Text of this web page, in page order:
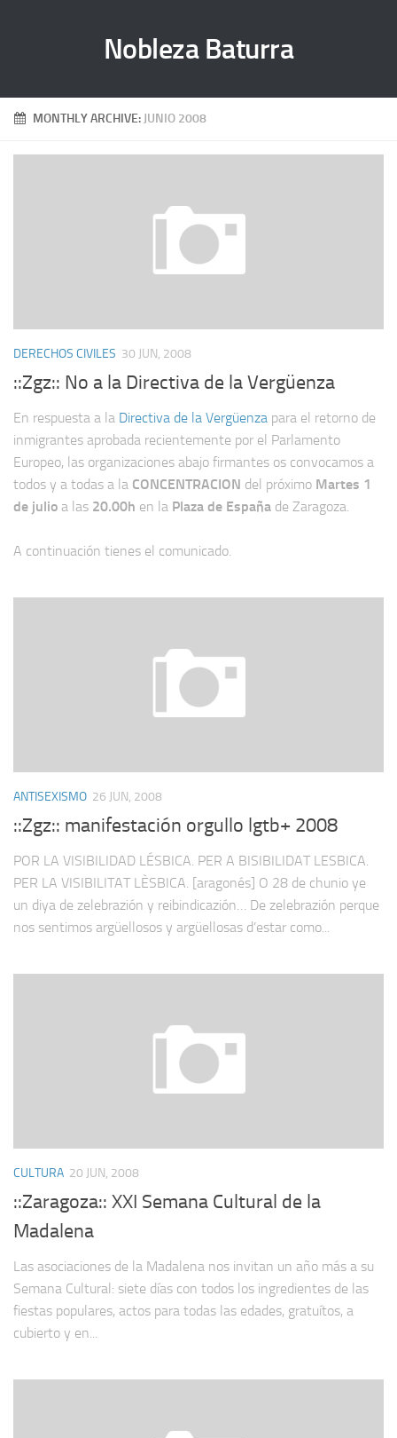
Nobleza Baturra
MONTHLY ARCHIVE: JUNIO 2008
DERECHOS CIVILES 30 JUN, 2008
::Zgz:: No a la Directiva de la Vergüenza
En respuesta a la Directiva de la Vergüenza para el retorno de
inmigrantes aprobada recientemente por el Parlamento
Europeo, las organizaciones abajo firmantes os convocamos a
todos y a todas a la CONCENTRACION del próximo Martes 1
de julio a las 20.00h en la Plaza de España de Zaragoza.
A continuación tienes el comunicado.
ANTISEXISMO 26 JUN, 2008
::Zgz:: manifestación orgullo lgtb+ 2008
POR LA VISIBILIDAD LÉSBICA. PER A BISIBILIDAT LESBICA.
PER LA VISIBILITAT LÈSBICA. [aragonés] O 28 de chunio ye
un diya de zelebrazión y reibindicazión… De zelebrazión perque
nos sentimos argüellosos y argüellosas d’estar como...
CULTURA 20 JUN, 2008
::Zaragoza:: XXI Semana Cultural de la
Madalena
Las asociaciones de la Madalena nos invitan un año más a su
Semana Cultural: siete días con todos los ingredientes de las
fiestas populares, actos para todas las edades, gratuítos, a
cubierto y en...